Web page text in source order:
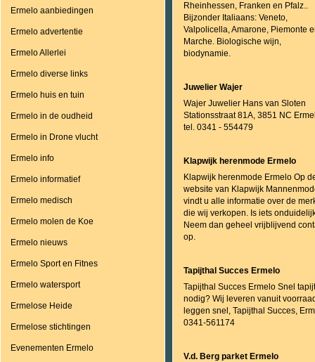
Ermelo aanbiedingen
Ermelo advertentie
Ermelo Allerlei
Ermelo diverse links
Ermelo huis en tuin
Ermelo in de oudheid
Ermelo in Drone vlucht
Ermelo info
Ermelo informatief
Ermelo medisch
Ermelo molen de Koe
Ermelo nieuws
Ermelo Sport en Fitnes
Ermelo watersport
Ermelose Heide
Ermelose stichtingen
Evenementen Ermelo
Rheinhessen, Franken en Pfalz..
Bijzonder Italiaans: Veneto,
Valpolicella, Amarone, Piemonte
Marche. Biologische wijn,
biodynamie.
Juwelier Wajer
Wajer Juwelier Hans van Sloten
Stationsstraat 81A, 3851 NC
tel. 0341 - 554479
Klapwijk herenmode Ermelo
Klapwijk herenmode Ermelo Op
website van Klapwijk
vindt u alle informatie over de
die wij verkopen. Is iets
Neem dan geheel vrijblijvend
op.
Tapijthal Succes Ermelo
Tapijthal Succes Ermelo Snel tapijt
nodig? Wij leveren vanuit
leggen snel, Tapijthal Succes,
0341-561174
V.d. Berg parket Ermelo